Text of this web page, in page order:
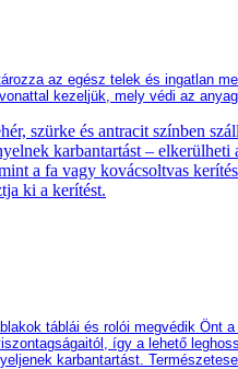
az egész telek és ingatlan
kezeljük , mely védi az
szürke és antracit színben
karbantartást –
a fa vagy kovácsoltvas
ki a kerítést.
táblái és rolói megvédik Önt
, így a lehető
karbantartást.